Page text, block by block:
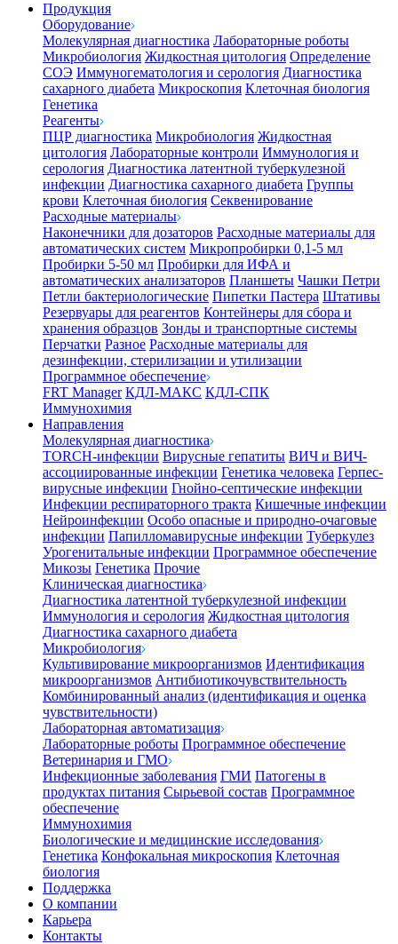
Продукция
Оборудование
Молекулярная диагностика Лабораторные роботы
Микробиология Жидкостная цитология Определение
СОЭ Иммуногематология и серология Диагностика
сахарного диабета Микроскопия Клеточная биология
Генетика
Реагенты
ПЦР диагностика Микробиология Жидкостная
цитология Лабораторные контроли Иммунология и
серология Диагностика латентной туберкулезной
инфекции Диагностика сахарного диабета Группы
крови Клеточная биология Секвенирование
Расходные материалы
Наконечники для дозаторов Расходные материалы для
автоматических систем Микропробирки 0,1-5 мл
Пробирки 5-50 мл Пробирки для ИФА и
автоматических анализаторов Планшеты Чашки Петри
Петли бактериологические Пипетки Пастера Штативы
Резервуары для реагентов Контейнеры для сбора и
хранения образцов Зонды и транспортные системы
Перчатки Разное Расходные материалы для
дезинфекции, стерилизации и утилизации
Программное обеспечение
FRT Manager КДЛ-МАКС КДЛ-СПК
Иммунохимия
Направления
Молекулярная диагностика
TORCH-инфекции Вирусные гепатиты ВИЧ и ВИЧ-
ассоциированные инфекции Генетика человека Герпес-
вирусные инфекции Гнойно-септические инфекции
Инфекции респираторного тракта Кишечные инфекции
Нейроинфекции Особо опасные и природно-очаговые
инфекции Папилломавирусные инфекции Туберкулез
Урогенитальные инфекции Программное обеспечение
Микозы Генетика Прочие
Клиническая диагностика
Диагностика латентной туберкулезной инфекции
Иммунология и серология Жидкостная цитология
Диагностика сахарного диабета
Микробиология
Культивирование микроорганизмов Идентификация
микроорганизмов Антибиотикочувствительность
Комбинированный анализ (идентификация и оценка
чувствительности)
Лабораторная автоматизация
Лабораторные роботы Программное обеспечение
Ветеринария и ГМО
Инфекционные заболевания ГМИ Патогены в
продуктах питания Сырьевой состав Программное
обеспечение
Иммунохимия
Биологические и медицинские исследования
Генетика Конфокальная микроскопия Клеточная
биология
Поддержка
О компании
Карьера
Контакты